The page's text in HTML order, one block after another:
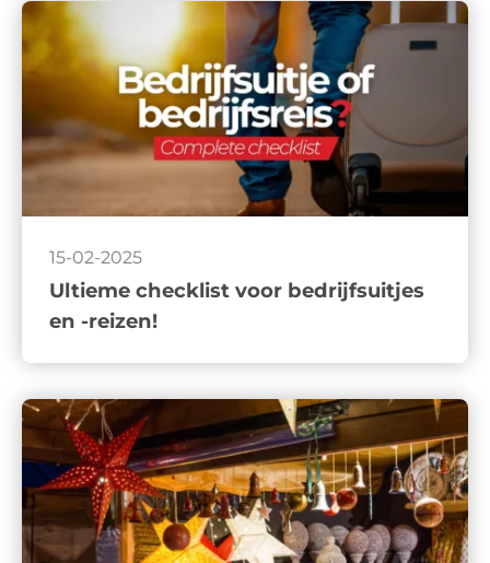
15-02-2025
Ultieme checklist voor bedrijfsuitjes
en -reizen!